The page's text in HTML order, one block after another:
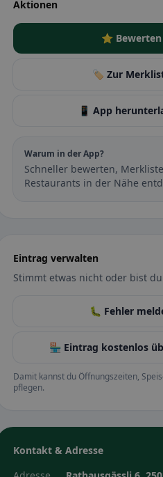
Aktionen
⭐ Bewerten
🏷️ Zur
📱 App
Warum in der App?
Schneller bewerten,
Restaurants in der Nähe
Eintrag verwalten
Stimmt etwas nicht oder bist
🐛 Fehler
🏪 Eintrag kostenlos
Damit kannst du Öffnungszeiten,
pflegen.
Kontakt & Adresse